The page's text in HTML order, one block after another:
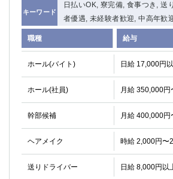
キーワード
日払いOK, 寮完備, 食事つき, 送
者優遇, 未経験者歓迎, 中高年歓
職種 給与
ホール(バイト) 日給 17,000円
ホール(社員) 月給 350,000円
幹部候補 月給 400,000円
ヘアメイク 時給 2,000円〜
送りドライバー 日給 8,000円以